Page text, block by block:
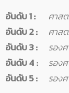
อันดับ 1:
ศาส
อันดับ 2:
ศาส
อันดับ 3:
รอง
อันดับ 4:
รอง
อันดับ 5: รอง